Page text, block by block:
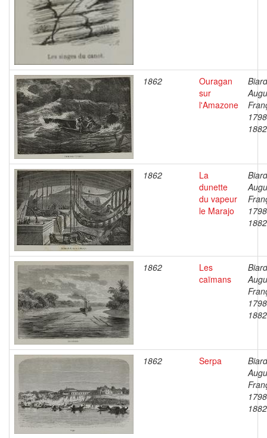
1862
Ouragan
sur
l'Amazone
1882
1862
La
dunette
du vapeur
le Marajo
1882
1862
Les
caïmans
1882
1862 Serpa
1882